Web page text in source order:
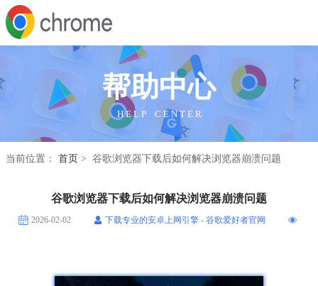
帮助中心
H E L P C E N T E R
当前位置： 首页 > 谷歌浏览器下载后如何解决浏览器崩溃问题
谷歌浏览器下载后如何解决浏览器崩溃问题
2026-02-02 下载专业的安卓上网引擎 - 谷歌爱好者官网